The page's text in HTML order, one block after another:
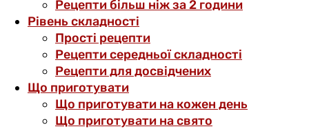
Рецепти більш ніж за 2 години
Рівень складності
Прості рецепти
Рецепти середньої складності
Рецепти для досвідчених
Що приготувати
Що приготувати на кожен день
Що приготувати на свято